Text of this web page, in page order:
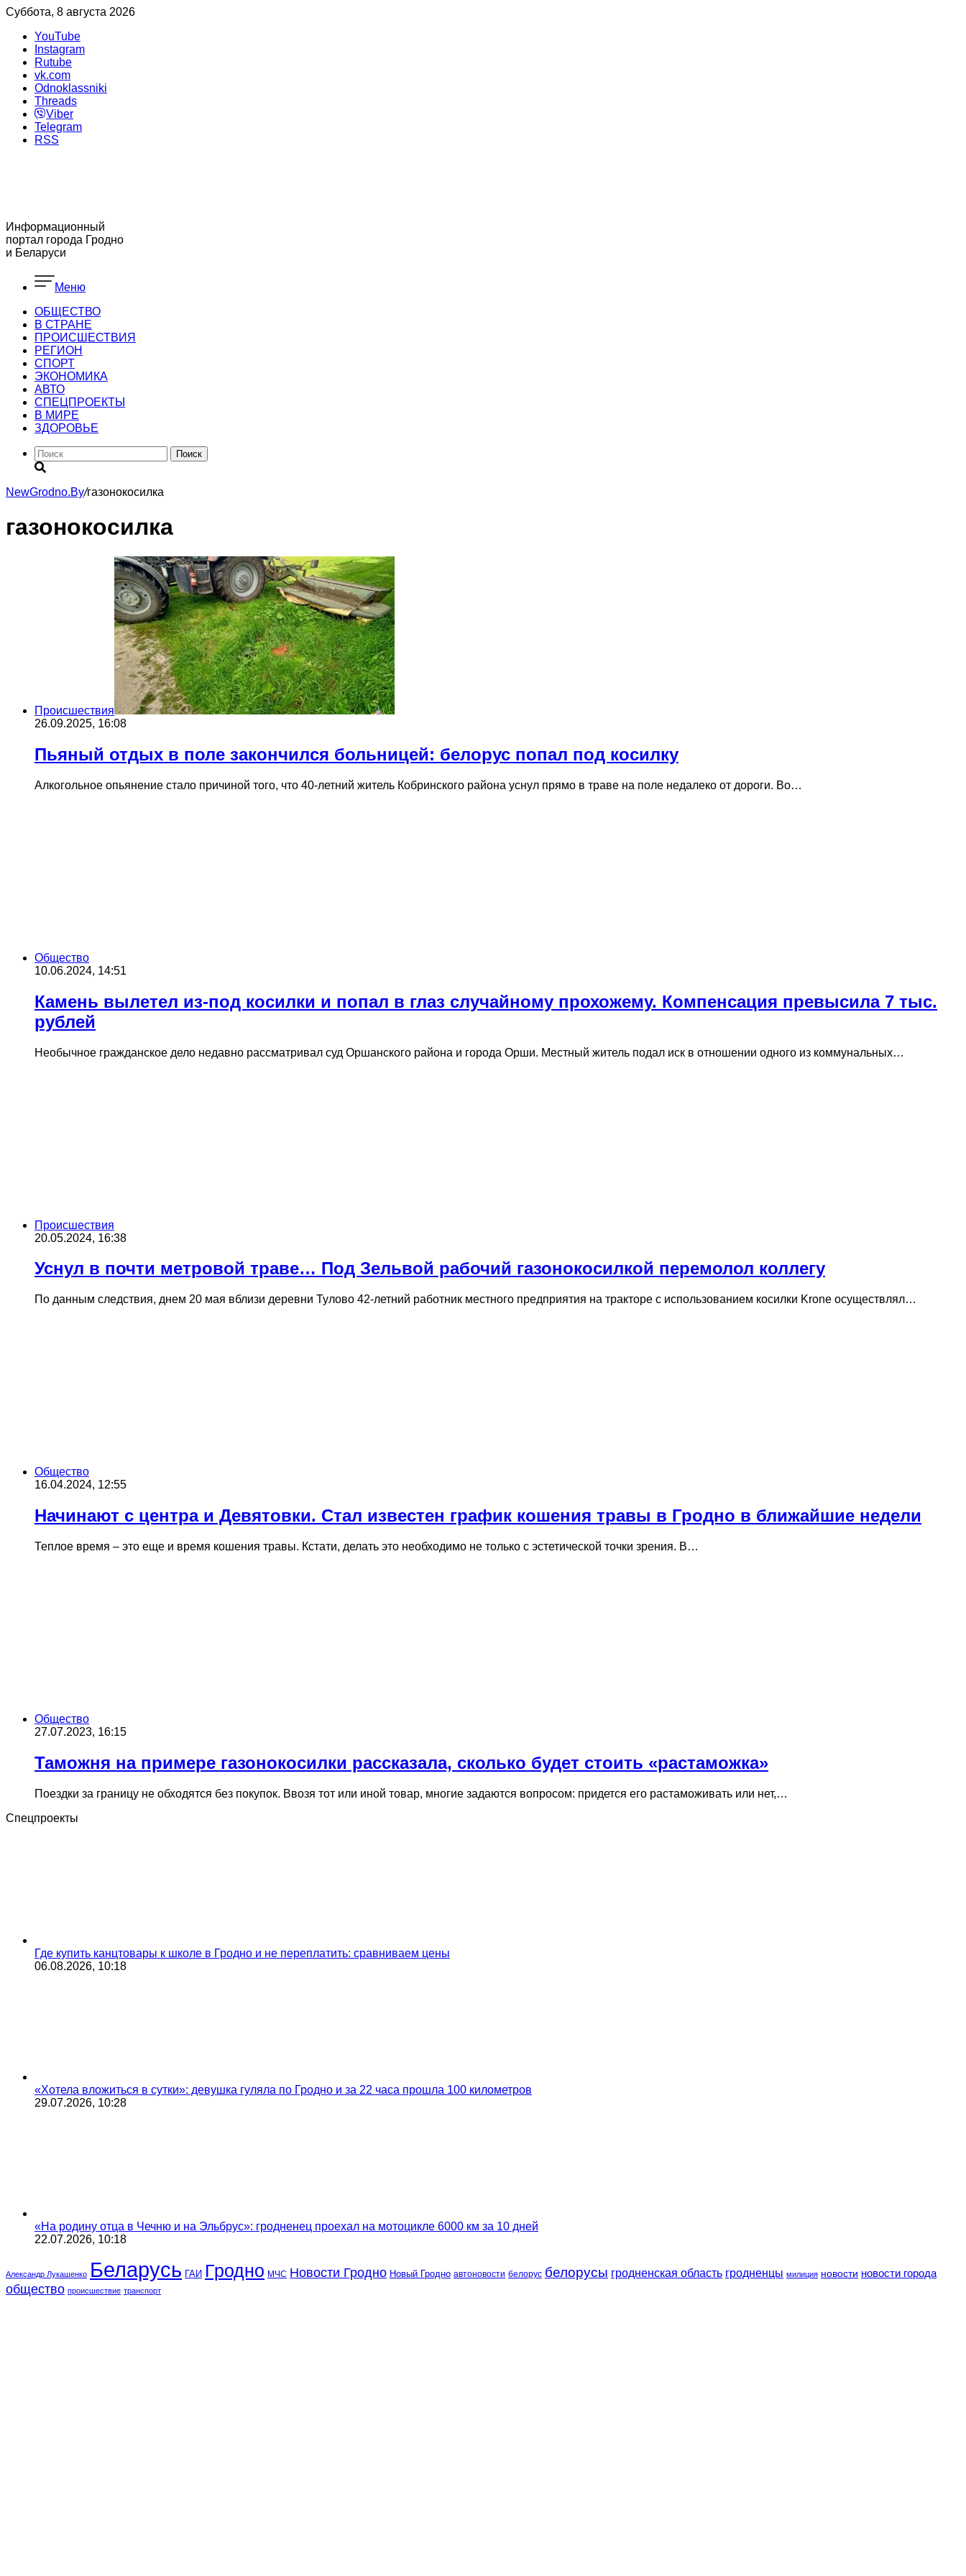
Суббота, 8 августа 2026
YouTube
Instagram
Rutube
vk.com
Odnoklassniki
Threads
Viber
Telegram
RSS
Информационный
портал города Гродно
и Беларуси
Меню
ОБЩЕСТВО
В СТРАНЕ
ПРОИСШЕСТВИЯ
РЕГИОН
CПОРТ
ЭКОНОМИКА
АВТО
СПЕЦПРОЕКТЫ
В МИРЕ
ЗДОРОВЬЕ
Поиск
NewGrodno.By/газонокосилка
газонокосилка
Происшествия
26.09.2025, 16:08
Пьяный отдых в поле закончился больницей: белорус попал под косилку
Алкогольное опьянение стало причиной того, что 40-летний житель Кобринского района уснул прямо в траве на поле недалеко от дороги. Во…
Общество
10.06.2024, 14:51
Камень вылетел из-под косилки и попал в глаз случайному прохожему. Компенсация превысила 7 тыс.
рублей
Необычное гражданское дело недавно рассматривал суд Оршанского района и города Орши. Местный житель подал иск в отношении одного из коммунальных…
Происшествия
20.05.2024, 16:38
Уснул в почти метровой траве… Под Зельвой рабочий газонокосилкой перемолол коллегу
По данным следствия, днем 20 мая вблизи деревни Тулово 42-летний работник местного предприятия на тракторе с использованием косилки Krone осуществлял…
Общество
16.04.2024, 12:55
Начинают с центра и Девятовки. Стал известен график кошения травы в Гродно в ближайшие недели
Теплое время – это еще и время кошения травы. Кстати, делать это необходимо не только с эстетической точки зрения. В…
Общество
27.07.2023, 16:15
Таможня на примере газонокосилки рассказала, сколько будет стоить «растаможка»
Поездки за границу не обходятся без покупок. Ввозя тот или иной товар, многие задаются вопросом: придется его растаможивать или нет,…
Спецпроекты
Где купить канцтовары к школе в Гродно и не переплатить: сравниваем цены
06.08.2026, 10:18
«Хотела вложиться в сутки»: девушка гуляла по Гродно и за 22 часа прошла 100 километров
29.07.2026, 10:28
«На родину отца в Чечню и на Эльбрус»: гродненец проехал на мотоцикле 6000 км за 10 дней
22.07.2026, 10:18
Александр Лукашенко Беларусь ГАИ Гродно МЧС Новости Гродно Новый Гродно автоновости белорус белорусы гродненская область гродненцы милиция новости новости города
общество происшествие транспорт